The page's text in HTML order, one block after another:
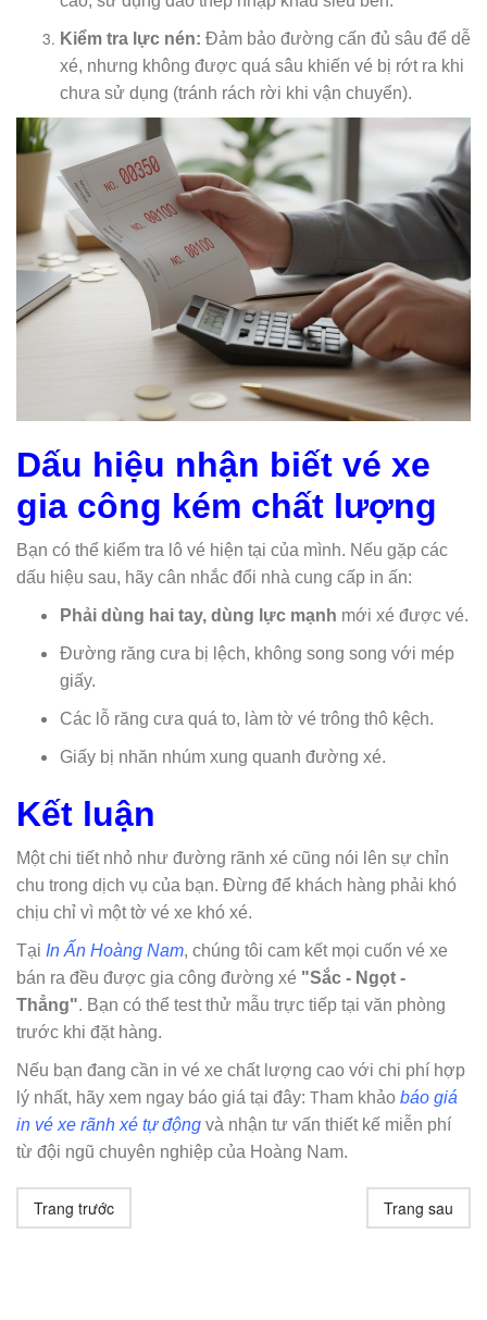
Kiểm tra lực nén: Đảm bảo đường cấn đủ sâu để dễ
xé, nhưng không được quá sâu khiến vé bị rớt ra khi
chưa sử dụng (tránh rách rời khi vận chuyển).
Dấu hiệu nhận biết vé xe
gia công kém chất lượng
Bạn có thể kiểm tra lô vé hiện tại của mình. Nếu gặp các
dấu hiệu sau, hãy cân nhắc đổi nhà cung cấp in ấn:
Phải dùng hai tay, dùng lực mạnh mới xé được vé.
Đường răng cưa bị lệch, không song song với mép
giấy.
Các lỗ răng cưa quá to, làm tờ vé trông thô kệch.
Giấy bị nhăn nhúm xung quanh đường xé.
Kết luận
Một chi tiết nhỏ như đường rãnh xé cũng nói lên sự chỉn
chu trong dịch vụ của bạn. Đừng để khách hàng phải khó
chịu chỉ vì một tờ vé xe khó xé.
Tại In Ấn Hoàng Nam, chúng tôi cam kết mọi cuốn vé xe
bán ra đều được gia công đường xé "Sắc - Ngọt -
Thẳng". Bạn có thể test thử mẫu trực tiếp tại văn phòng
trước khi đặt hàng.
Nếu bạn đang cần in vé xe chất lượng cao với chi phí hợp
lý nhất, hãy xem ngay báo giá tại đây: Tham khảo báo giá
in vé xe rãnh xé tự động và nhận tư vấn thiết kế miễn phí
từ đội ngũ chuyên nghiệp của Hoàng Nam.
Trang trước Trang sau